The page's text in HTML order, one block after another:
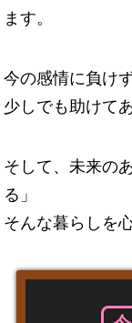
ます。
今の感情に負け
少しでも助けて
そして、未来の
る」
そんな暮らしを